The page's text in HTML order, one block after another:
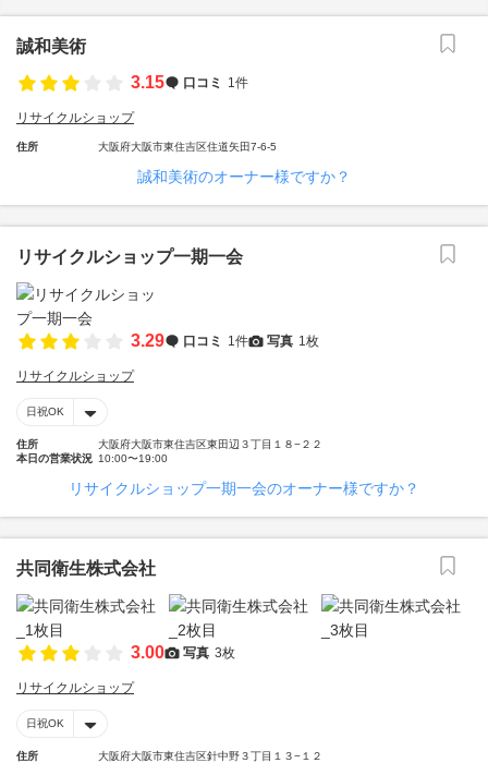
誠和美術
3.15
口コミ 1件
リサイクルショップ
住所 大阪府大阪市東住吉区住道矢田7-6-5
誠和美術のオーナー様ですか？
リサイクルショップ一期一会
3.29 口コミ 1件 写真 1枚
リサイクルショップ
日祝OK
住所
大阪府大阪市東住吉区東田辺３丁目１８−２２
本日の営業状況 10:00〜19:00
リサイクルショップ一期一会のオーナー様ですか？
共同衛生株式会社
3.00 写真 3枚
リサイクルショップ
日祝OK
住所
大阪府大阪市東住吉区針中野３丁目１３−１２